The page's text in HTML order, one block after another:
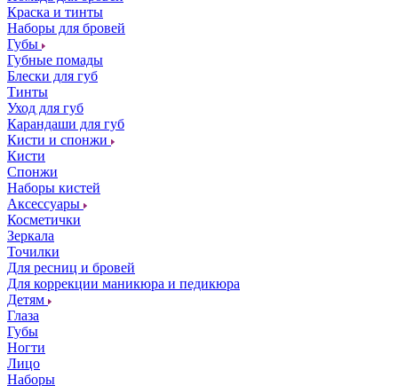
Краска и тинты
Наборы для бровей
Губы
Губные помады
Блески для губ
Тинты
Уход для губ
Карандаши для губ
Кисти и спонжи
Кисти
Спонжи
Наборы кистей
Аксессуары
Косметички
Зеркала
Точилки
Для ресниц и бровей
Для коррекции маникюра и педикюра
Детям
Глаза
Губы
Ногти
Лицо
Наборы